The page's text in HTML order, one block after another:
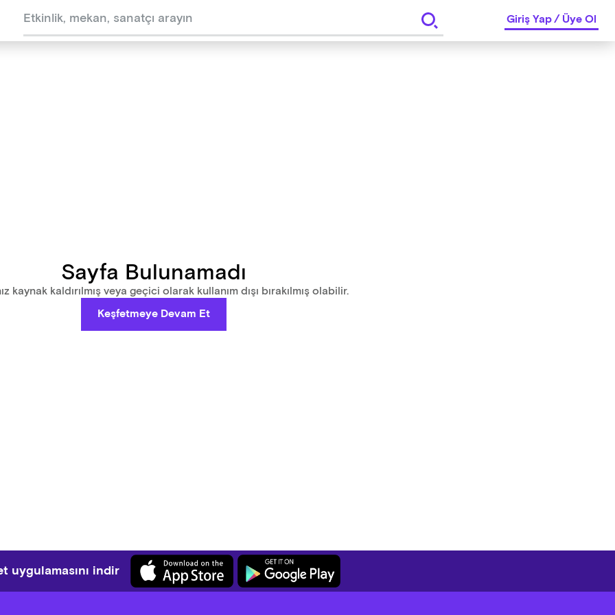
Giriş Yap/Üye Ol
Sayfa Bulunamadı
kaynak kaldırılmış veya geçici olarak kullanım dışı bırakılmış olabilir.
Keşfetmeye Devam Et
uygulamasını indir